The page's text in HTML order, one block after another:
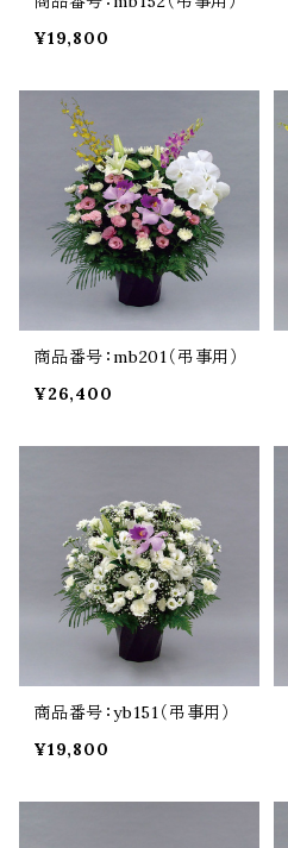
¥19,800
商品番号：mb201（弔事用）
¥26,400
商品番号：yb151（弔事用）
¥19,800